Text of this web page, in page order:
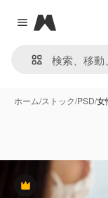
Close menu
Magnific
ホーム/ストック/PSD/女
Premium